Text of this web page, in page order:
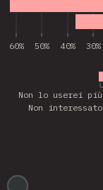
Non interessato
Non lo userei più
60% 50% 40% 30%